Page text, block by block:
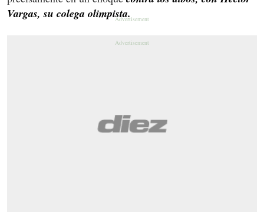
Vargas, su colega olimpista.